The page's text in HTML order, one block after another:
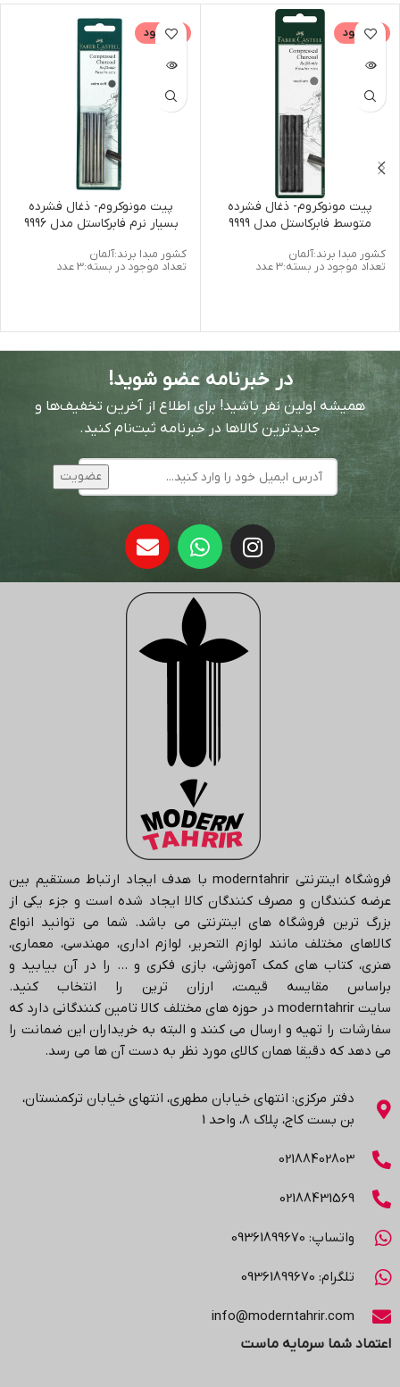
ناموجود
پیت مونوکروم- ذغال فشرده
متوسط فابرکاستل مدل 9999
کشور مبدا برند:آلمان
تعداد موجود در بسته:3 عدد
ناموجود
پیت مونوکروم- ذغال فشرده
بسیار نرم فابرکاستل مدل 9996
کشور مبدا برند:آلمان
تعداد موجود در بسته:3 عدد
در خبرنامه عضو شوید!
همیشه اولین نفر باشید! برای اطلاع از آخرین تخفیف‌ها و
جدیدترین کالاها در خبرنامه ثبت‌نام کنید.
فروشگاه اینترنتی moderntahrir با هدف ایجاد ارتباط مستقیم بین
عرضه کنندگان و مصرف کنندگان کالا ایجاد شده است و جزء یکی از
بزرگ ترین فروشگاه های اینترنتی می باشد. شما می توانید انواع
کالاهای مختلف مانند لوازم التحریر، لوازم اداری، مهندسی، معماری،
هنری، کتاب های کمک آموزشی، بازی فکری و … را در آن بیابید و
براساس مقایسه قیمت، ارزان ترین را انتخاب کنید.
سایتmoderntahrir در حوزه های مختلف کالا تامین کنندگانی دارد که
سفارشات را تهیه و ارسال می کنند و البته به خریداران این ضمانت را
می دهد که دقیقا همان کالای مورد نظر به دست آن ها می رسد.
دفتر مرکزی: انتهاي خیابان مطهری، انتهاي خیابان ترکمنستان،
بن بست کاج، پلاک ۸، واحد 1
02188402803
02188431569
واتساپ: 09361899670
تلگرام: 09361899670
info@moderntahrir.com
اعتماد شما سرمایه ماست